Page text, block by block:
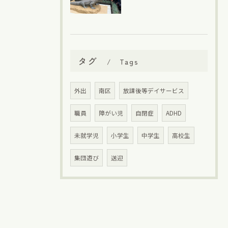
タグ Tags
外出 南区 放課後等デイサービス
職員 障がい児 自閉症 ADHD
未就学児 小学生 中学生 高校生
集団遊び 送迎